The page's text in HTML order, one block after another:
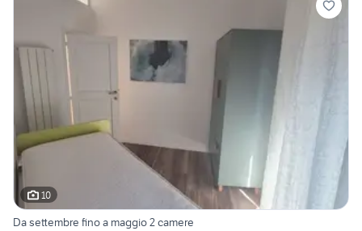
10
Da settembre fino a maggio 2 camere